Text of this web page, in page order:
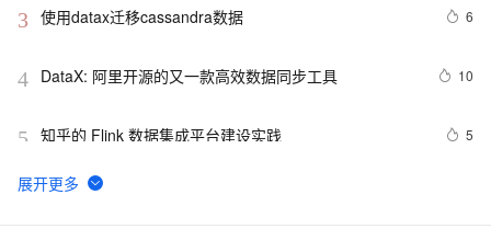
3 使用datax迁移cassandra数据 6
4 DataX: 阿里开源的又一款高效数据同步工具 10
5 知乎的 Flink 数据集成平台建设实践 5
6 datax数据推送，汉字乱码